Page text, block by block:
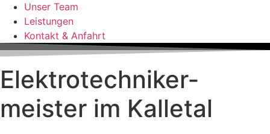
Unser Team
Leistungen
Kontakt & Anfahrt
Elektro­techniker­
meister im Kalletal